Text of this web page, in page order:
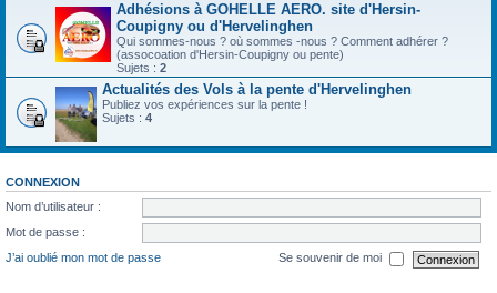
Adhésions à GOHELLE AERO. site d'Hersin-
Coupigny ou d'Hervelinghen
Qui sommes-nous ? où sommes -nous ? Comment adhérer ?
(assocoation d'Hersin-Coupigny ou pente)
Sujets : 2
Actualités des Vols à la pente d'Hervelinghen
Publiez vos expériences sur la pente !
Sujets : 4
CONNEXION
Nom d’utilisateur :
Mot de passe :
J’ai oublié mon mot de passe
Se souvenir de moi